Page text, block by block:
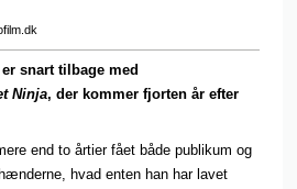
snart tilbage med
Ninja, der kommer fjorten år efter
end to årtier fået både publikum og
hvad enten han har lavet